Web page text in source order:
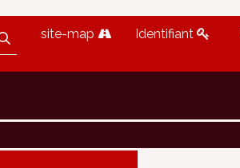
site-map Identifiant